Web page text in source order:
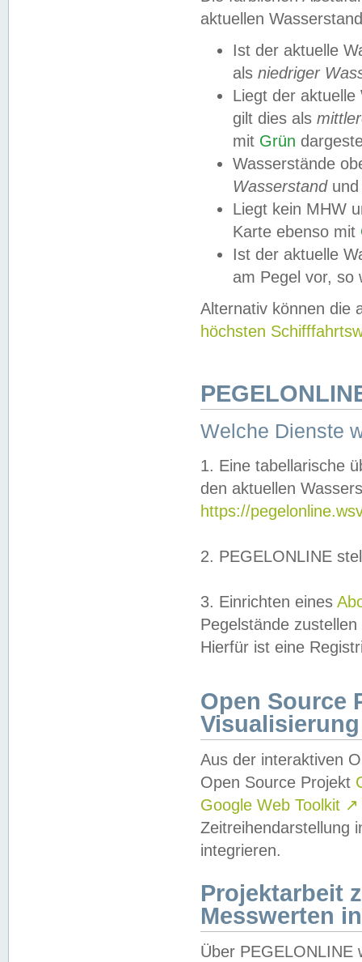
aktuellen
Ist der aktuelle
als niedriger
Liegt der
gilt dies als
mit Grün
Wasserstände
Wasserstandund
Liegt kein MHW
Karte ebenso mit
Ist der aktuelle
am Pegel vor,
Alternativ können die
höchsten
Welche Dienste
1. Eine tabellarische
den aktuellen
https://
2. PEGELONLINE
3. Einrichten eines
Pegelstände
Hierfür ist eine
Open Source
Visualisierung
Aus der interaktiven
Open Source Projekt
Google Web Toolkit ↗
Zeitreihendarstellung
integrieren.
Projektarbeit
Messwerten
Über PEGELONLINE